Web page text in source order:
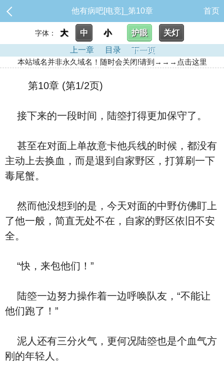
他有病吧[电竞]_第10章 首页
字体： 大 中 小 护眼
关灯
上一章
目录
下一页
本站域名并非永久域名！随时会关闭!请到→→→点击这里
第10章 (第1/2页)
接下来的一段时间，陆箜打得更加保守了。
甚至在对面上单故意卡他兵线的时候，都没有
主动上去换血，而是退到自家野区，打算刷一下
毒尾蟹。
然而他没想到的是，今天对面的中野仿佛盯上
了他一般，简直无处不在，自家的野区依旧不安
全。
“快，来包他们！”
陆箜一边努力操作着一边呼唤队友，“不能让
他们跑了！”
泥人还有三分火气，更何况陆箜也是个血气方
刚的年轻人。